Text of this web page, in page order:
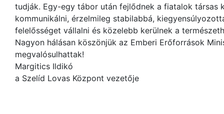
tudják. Egy-egy tábor után fejlődnek a fiatalok társas
kommunikálni, érzelmileg stabilabbá,
felelősséget vállalni és közelebb kerülnek a
Nagyon hálásan köszönjük az Emberi Erőforrások
megvalósulhattak!
Margitics Ildikó
a Szelíd Lovas Központ vezetője